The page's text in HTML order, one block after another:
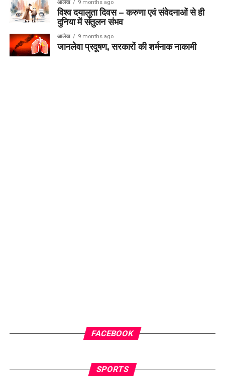
आलेख 9 months ago
विश्व दयालुता दिवस – करुणा एवं संवेदनाओं से ही
दुनिया में संतुलन संभव
आलेख 9 months ago
जानलेवा प्रदूषण, सरकारों की शर्मनाक नाकामी
FACEBOOK
SPORTS